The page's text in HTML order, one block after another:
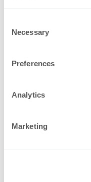
Selection
Necessary
Preferences
Analytics
Marketing